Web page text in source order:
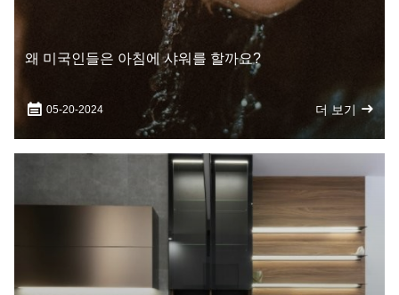
왜 미국인들은 아침에 샤워를 할까요?
05-20-2024 더 보기